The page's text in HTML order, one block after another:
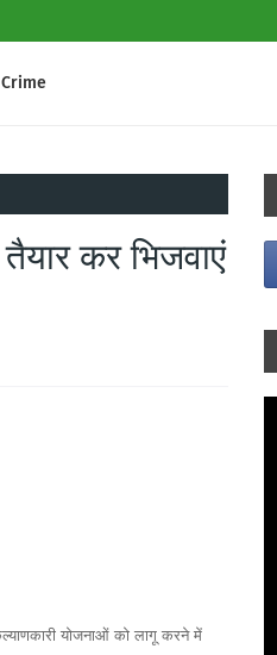
Crime
कर भिजवाएं
योजनाओं को लागू करने में